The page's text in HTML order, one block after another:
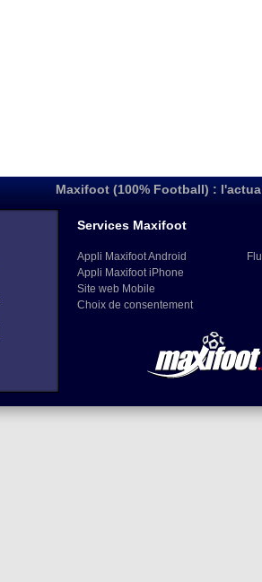
Maxifoot (100% Football) :
Services Maxifoot
Appli Maxifoot Android
Appli Maxifoot iPhone
Site web Mobile
Choix de consentement